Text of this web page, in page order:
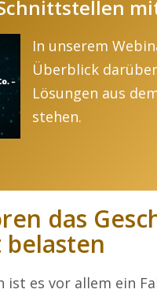
mit
In unserem
Überblick
Lösungen aus
stehen.
das
ist es vor allem ein